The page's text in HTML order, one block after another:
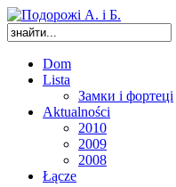
Dom
Lista
Замки і фортеці
Aktualności
2010
2009
2008
Łącze